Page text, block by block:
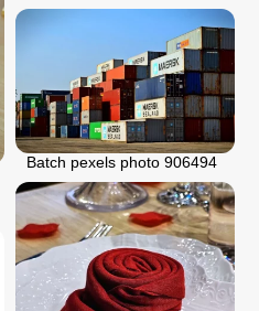
Batch pexels photo 906494